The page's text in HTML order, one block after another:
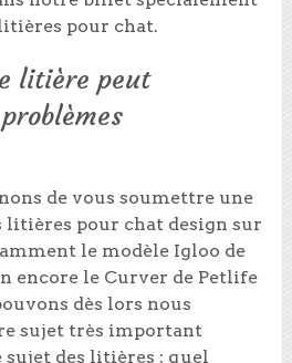
pour chat.
litière peut
de vous soumettre une
litières pour chat design sur
le modèle Igloo de
encore le Curver de Petlife
dès lors nous
sujet très important
sujet des litières : quel